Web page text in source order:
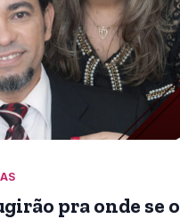
pra onde se o